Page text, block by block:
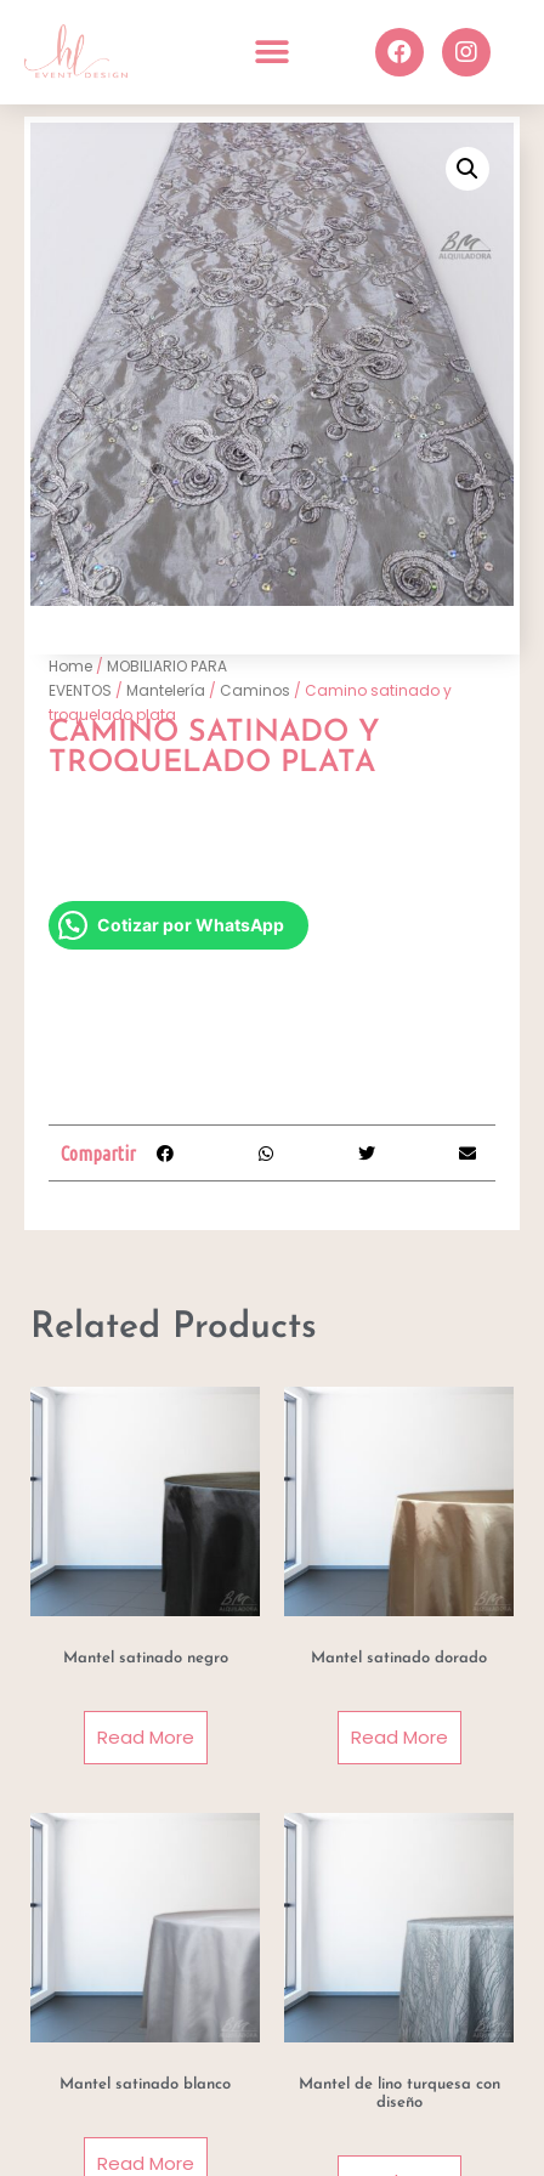
Home / MOBILIARIO PARA
EVENTOS / Mantelería / Caminos / Camino satinado y
troquelado plata
CAMINO SATINADO Y
TROQUELADO PLATA
Cotizar por WhatsApp
Compartir
Related Products
Mantel satinado negro
Read More
Mantel satinado dorado
Read More
Mantel satinado blanco
Read More
Mantel de lino turquesa con
diseño